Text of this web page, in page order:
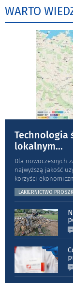
WARTO
Technologia
lokalnym...
Dla nowoczesnych
najwyższą jakość
korzyści
LAKIERNICTWO